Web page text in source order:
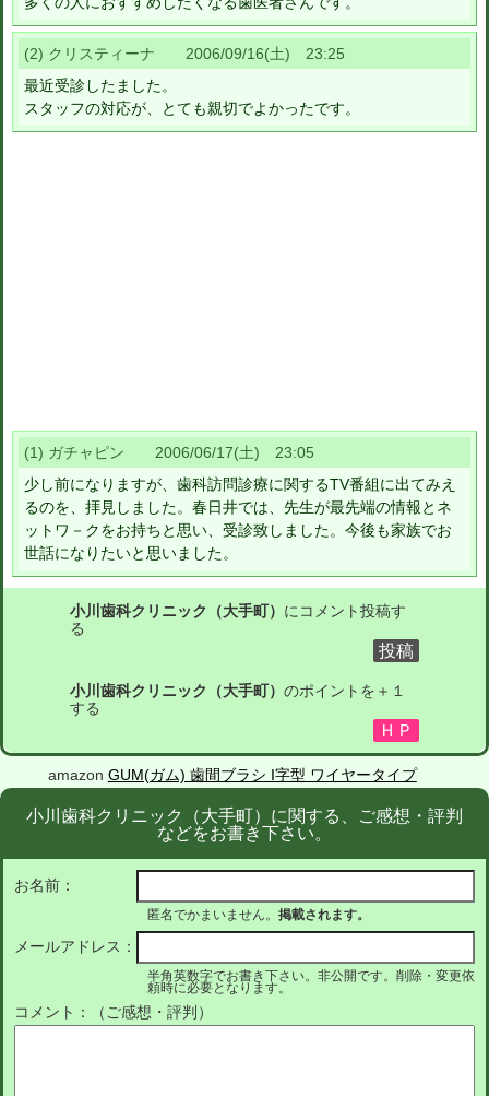
(2) クリスティーナ 2006/09/16(土) 23:25
最近受診したました。
スタッフの対応が、とても親切でよかったです。
(1) ガチャピン 2006/06/17(土) 23:05
少し前になりますが、歯科訪問診療に関するTV番組に出てみえ
るのを、拝見しました。春日井では、先生が最先端の情報とネ
ットワ－クをお持ちと思い、受診致しました。今後も家族でお
世話になりたいと思いました。
小川歯科クリニック（大手町） にコメント投稿す
る
小川歯科クリニック（大手町） のポイントを＋１
する
amazon GUM(ガム) 歯間ブラシ I字型 ワイヤータイプ
小川歯科クリニック（大手町）に関する、ご感想・評判
などをお書き下さい。
お名前：
匿名でかまいません。 掲載されます。
メールアドレス：
半角英数字でお書き下さい。非公開です。削除・変更依
頼時に必要となります。
コメント：（ご感想・評判）